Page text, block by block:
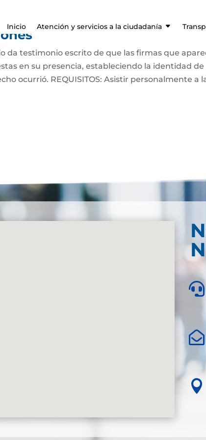
Inicio Atención y servicios a la ciudadanía
da testimonio escrito de que las firmas que
en su presencia, estableciendo la identidad
ocurrió. REQUISITOS: Asistir personalmente a


